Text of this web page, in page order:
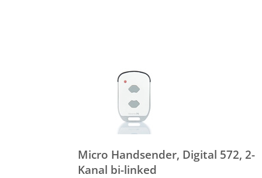
Micro Handsender, Digital 572, 2-
Kanal bi-linked